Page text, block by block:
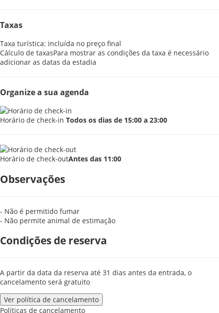
Taxas
Taxa turística: incluída no preço final
Cálculo de taxasPara mostrar as condições da taxa é necessário
adicionar as datas da estadia
Organize a sua agenda
Horário de check-in Todos os dias de 15:00 a 23:00
Horário de check-outAntes das 11:00
Observações
- Não é permitido fumar
- Não permite animal de estimação
Condições de reserva
A partir da data da reserva até 31 dias antes da entrada, o
cancelamento será gratuito
Ver política de cancelamento
Políticas de cancelamento